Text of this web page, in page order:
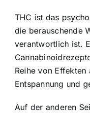
THC ist das
die berauschende
verantwortlich ist.
Reihe von
Entspannung und
Auf der anderen